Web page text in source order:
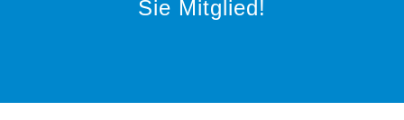
Sie Mitglied!